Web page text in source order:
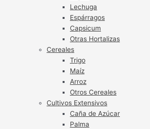
Lechuga
Espárragos
Capsicum
Otras Hortalizas
Cereales
Trigo
Maíz
Arroz
Otros Cereales
Cultivos Extensivos
Caña de Azúcar
Palma